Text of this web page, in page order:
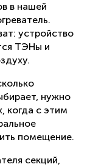
в нашей
устройство
ТЭНы и
нужно
когда с этим
помещение.
секций,